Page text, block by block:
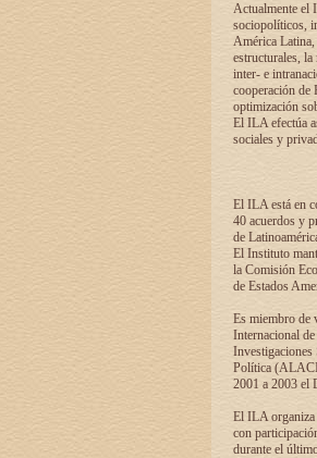
Actualmente el
sociopolíticos,
América Latina,
estructurales,
inter- e
cooperación de
optimización
El ILA efectúa
sociales y
El ILA está en
40 acuerdos y
de
El Instituto
la Comisión
de Estados
Es miembro de
Internacional
Investigaciones
Política
2001 a 2003 el
El ILA organiza
con
durante el